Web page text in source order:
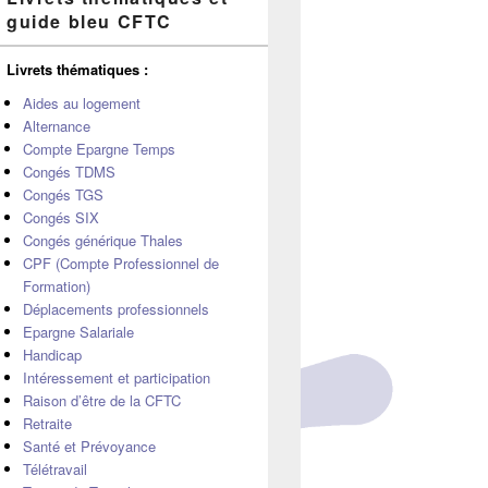
de
pour
barre
latérale
guide bleu CFTC
Livrets thématiques :
Aides au logement
Alternance
Compte Epargne Temps
Congés TDMS
Congés TGS
Congés SIX
Congés générique Thales
CPF (Compte Professionnel de
Formation)
Déplacements professionnels
Epargne Salariale
Handicap
Intéressement et participation
Raison d’être de la CFTC
Retraite
Santé et Prévoyance
Télétravail